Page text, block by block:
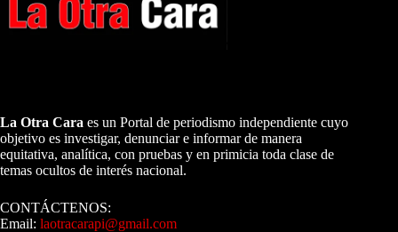
La Otra Cara es un Portal de periodismo independiente cuyo
objetivo es investigar, denunciar e informar de manera
equitativa, analítica, con pruebas y en primicia toda clase de
temas ocultos de interés nacional.
CONTÁCTENOS:
Email: laotracarapi@gmail.com